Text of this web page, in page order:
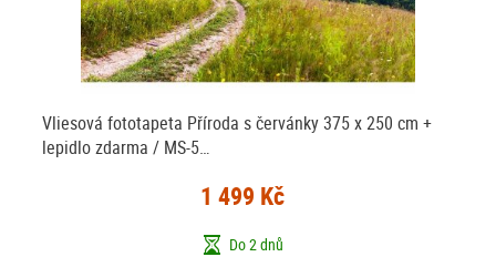
Vliesová fototapeta Příroda s červánky 375 x 250 cm +
lepidlo zdarma / MS-5…
1 499 Kč
Do 2 dnů